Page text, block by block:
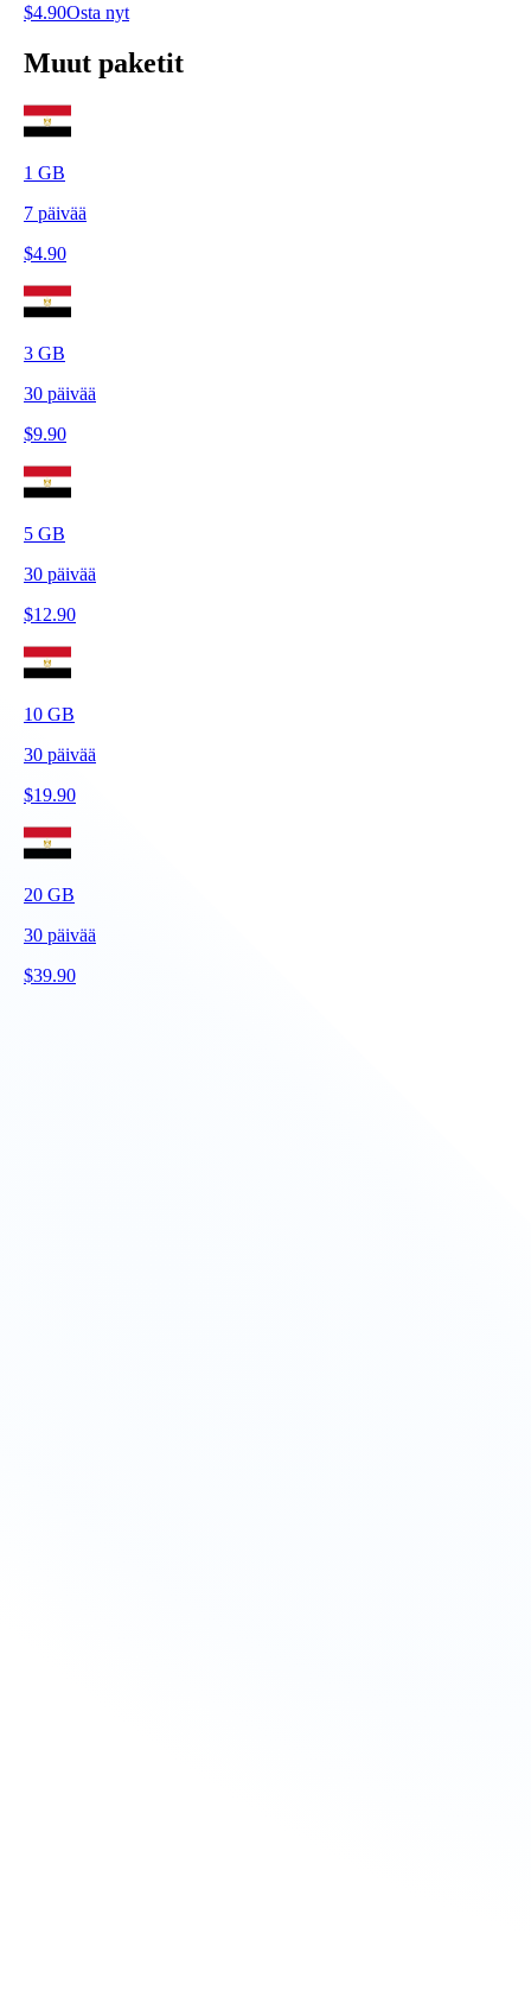
$4.90Osta nyt
Muut paketit
1 GB
7 päivää
$4.90
3 GB
30 päivää
$9.90
5 GB
30 päivää
$12.90
10 GB
30 päivää
$19.90
20 GB
30 päivää
$39.90